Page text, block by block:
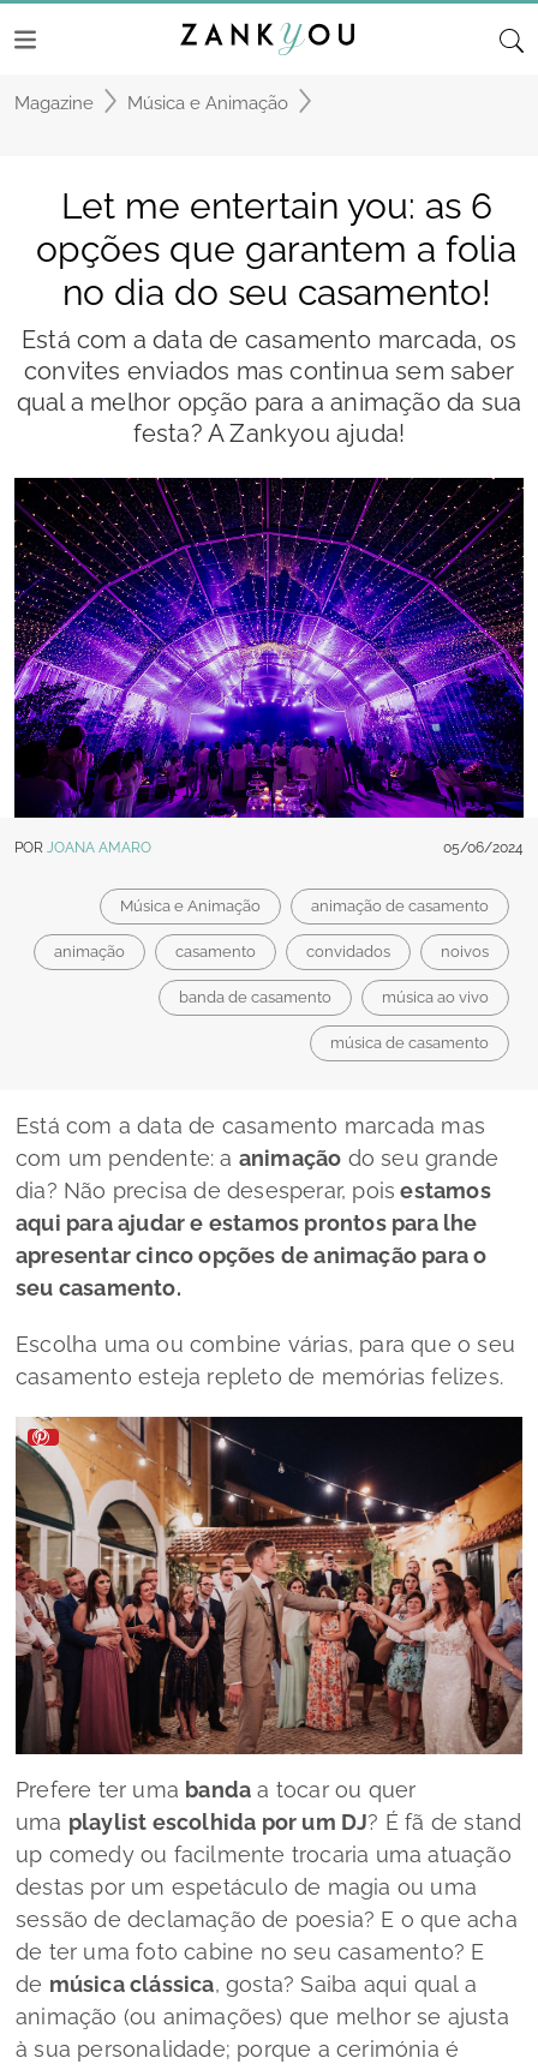
Magazine Música e Animação
Let me entertain you: as 6
opções que garantem a folia
no dia do seu casamento!
Está com a data de casamento marcada, os
convites enviados mas continua sem saber
qual a melhor opção para a animação da sua
festa? A Zankyou ajuda!
POR JOANA AMARO 05/06/2024
Música e Animação animação de casamento
animação casamento convidados noivos
banda de casamento música ao vivo
música de casamento
Está com a data de casamento marcada mas
com um pendente: a animação do seu grande
dia? Não precisa de desesperar, pois estamos
aqui para ajudar e estamos prontos para lhe
apresentar cinco opções de animação para o
seu casamento.
Escolha uma ou combine várias, para que o seu
casamento esteja repleto de memórias felizes.
Prefere ter uma banda a tocar ou quer
uma playlist escolhida por um DJ? É fã de stand
up comedyou facilmente trocaria uma atuação
destas por um espetáculo de magia ou uma
sessão de declamação de poesia? E o que acha
de ter uma foto cabine no seu casamento? E
de música clássica, gosta? Saiba aqui qual a
animação (ou animações) que melhor se ajusta
à sua personalidade; porque a cerimónia é